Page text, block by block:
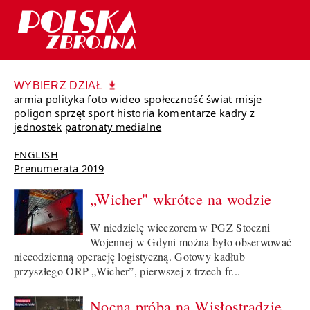
WYBIERZ DZIAŁ
armia polityka foto wideo społeczność świat misje
poligon sprzęt sport historia komentarze kadry z
jednostek patronaty medialne
ENGLISH
Prenumerata 2019
„Wicher" wkrótce na wodzie
W niedzielę wieczorem w PGZ Stoczni
Wojennej w Gdyni można było obserwować
niecodzienną operację logistyczną. Gotowy kadłub
przyszłego ORP „Wicher”, pierwszej z trzech fr...